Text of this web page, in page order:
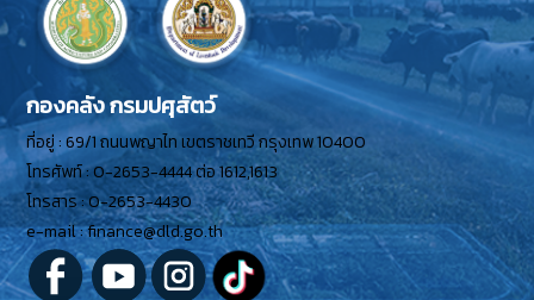
กองคลัง กรมปศุสัตว์
ที่อยู่ : 69/1 ถนนพญาไท เขตราชเทวี กรุงเทพ 10400
โทรศัพท์ : 0-2653-4444 ต่อ 1612,1613
โทรสาร : 0-2653-4430
e-mail : finance@dld.go.th